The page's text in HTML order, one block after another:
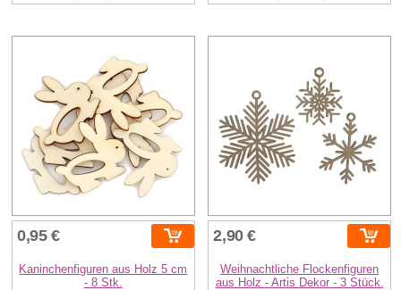
0,95 €
Kaninchenfiguren aus Holz 5 cm
- 8 Stk.
2,90 €
Weihnachtliche Flockenfiguren
aus Holz - Artis Dekor - 3 Stück.